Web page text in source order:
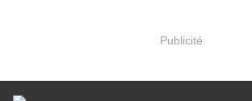
Publicité